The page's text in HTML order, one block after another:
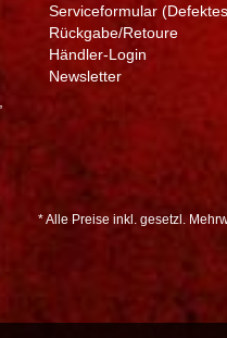
Serviceformular
Rückgabe/Retoure
Händler-Login
Newsletter
* Alle Preise inkl. gesetzl.